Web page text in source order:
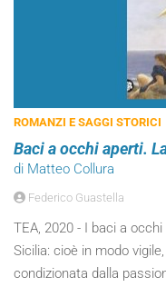
ROMANZI E SAGGI STORICI
Baci a occhi aperti.
di Matteo Collura
Federico Guastella
TEA, 2020 - I baci a
Sicilia: cioè in modo
condizionata dalla